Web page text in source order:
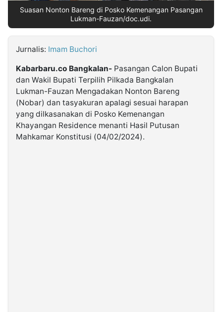
Kabarbaru.co
2026
Kabarbaru
Suasan Nonton Bareng di Posko Kemenangan Pasangan
Lukman-Fauzan/doc.udi.
Jurnalis: Imam Buchori
Kabarbaru.co Bangkalan- Pasangan Calon Bupati
dan Wakil Bupati Terpilih Pilkada Bangkalan
Lukman-Fauzan Mengadakan Nonton Bareng
(Nobar) dan tasyakuran apalagi sesuai harapan
yang dilkasanakan di Posko Kemenangan
Khayangan Residence menanti Hasil Putusan
Mahkamar Konstitusi (04/02/2024).